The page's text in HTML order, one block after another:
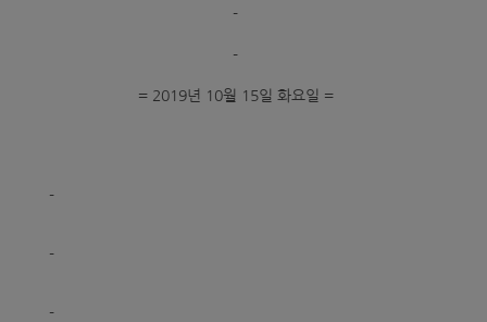
-
-
= 2019년 10월 15일 화요일 =
-
-
-